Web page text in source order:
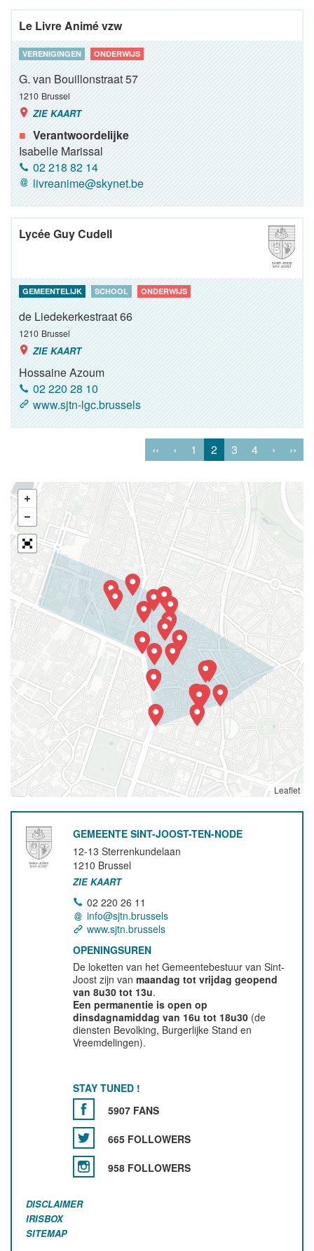
Le Livre Animé vzw
VERENIGINGEN ONDERWIJS
G. van Bouillonstraat 57
1210 Brussel
ZIE KAART
Verantwoordelijke
Isabelle Marissal
02 218 82 14
livreanime@skynet.be
Lycée Guy Cudell
GEMEENTELIJK SCHOOL ONDERWIJS
de Liedekerkestraat 66
1210 Brussel
ZIE KAART
Hossaine Azoum
02 220 28 10
www.sjtn-lgc.brussels
‹‹ ‹ 1 2 3 4 › ››
Leaflet
GEMEENTE SINT-JOOST-TEN-NODE
12-13 Sterrenkundelaan
1210 Brussel
ZIE KAART
02 220 26 11
info@sjtn.brussels
www.sjtn.brussels
OPENINGSUREN
De loketten van het Gemeentebestuur van Sint-
Joost zijn vanmaandag tot vrijdag geopend
van 8u30 tot 13u.
Een permanentie is open op
dinsdagnamiddag van 16u tot 18u30 (de
diensten Bevolking, Burgerlijke Stand en
Vreemdelingen).
STAY TUNED !
5907 FANS
665 FOLLOWERS
958 FOLLOWERS
DISCLAIMER
IRISBOX
SITEMAP